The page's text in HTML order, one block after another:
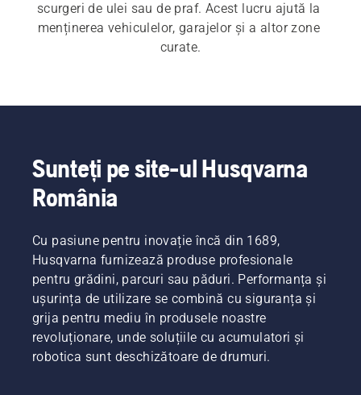
scurgeri de ulei sau de praf. Acest lucru ajută la
menținerea vehiculelor, garajelor și a altor zone
curate.
Sunteți pe site-ul Husqvarna
România
Cu pasiune pentru inovație încă din 1689,
Husqvarna furnizează produse profesionale
pentru grădini, parcuri sau păduri. Performanța și
ușurința de utilizare se combină cu siguranța și
grija pentru mediu în produsele noastre
revoluționare, unde soluțiile cu acumulatori și
robotica sunt deschizătoare de drumuri.